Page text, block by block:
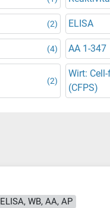
(2) ELISA
(4) AA 1-347
(2)
Wirt:
(CFPS)
ELISA, WB, AA, AP